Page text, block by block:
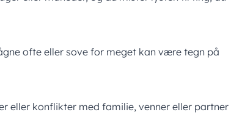
ofte eller sove for meget kan være tegn på
eller konflikter med familie, venner eller partner